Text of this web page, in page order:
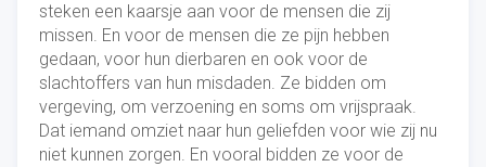
steken een kaarsje aan voor de mensen die zij
missen. En voor de mensen die ze pijn hebben
gedaan, voor hun dierbaren en ook voor de
slachtoffers van hun misdaden. Ze bidden om
vergeving, om verzoening en soms om vrijspraak.
Dat iemand omziet naar hun geliefden voor wie zij nu
niet kunnen zorgen. En vooral bidden ze voor de